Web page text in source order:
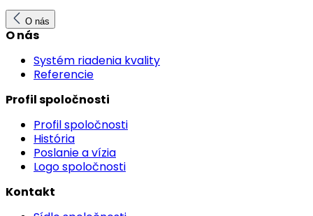
O nás
O nás
Systém riadenia kvality
Referencie
Profil spoločnosti
Profil spoločnosti
História
Poslanie a vízia
Logo spoločnosti
Kontakt